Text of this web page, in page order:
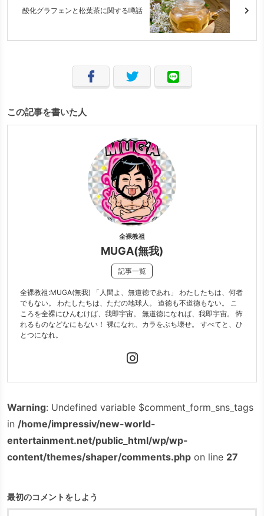
酸化グラフェンと松葉茶に関する噂話
この記事を書いた人
全裸教祖
MUGA(無我)
記事一覧
全裸教祖:MUGA(無我) 「人間よ、無道徳であれ」 わたしたちは、何者
でもない。 わたしたちは、ただの地球人。 道徳も不道徳もない。 こ
ころを全裸にひんむけば、我即宇宙。 無道徳になれば、我即宇宙。 怖
れるものなどなにもない！ 裸になれ、カラをぶち壊せ。 すべてと、ひ
とつになれ。
Warning: Undefined variable $comment_form_sns_tags
in /home/impressiv/new-world-
entertainment.net/public_html/wp/wp-
content/themes/shaper/comments.php on line 27
最初のコメントをしよう